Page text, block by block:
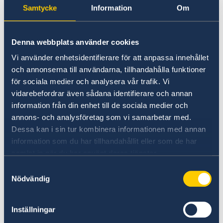
Samtycke Information Om
Denna webbplats använder cookies
Vi använder enhetsidentifierare för att anpassa innehållet
och annonserna till användarna, tillhandahålla funktioner
för sociala medier och analysera vår trafik. Vi
vidarebefordrar även sådana identifierare och annan
information från din enhet till de sociala medier och
annons- och analysföretag som vi samarbetar med.
Dessa kan i sin tur kombinera informationen med annan
information som du har tillhandahållit eller som de har
Nödvändig
Inställningar
mobilen laddad.
Undvika folkmassor, politiska
platser med militär närvaro.
Hålla regelbunden kontakt med
anhöriga
och informera dem om dina
resplaner samt hur du kan nås under
vistelsen.
Anmäla dig på svensklistanså att
ambassaden kan kontakta dig i händelse
av en större kris:
Svensklistan - Sweden Abroad
Ladda ner appen UD Resklar
för att
UD Resklar - mobilapp - Sweden